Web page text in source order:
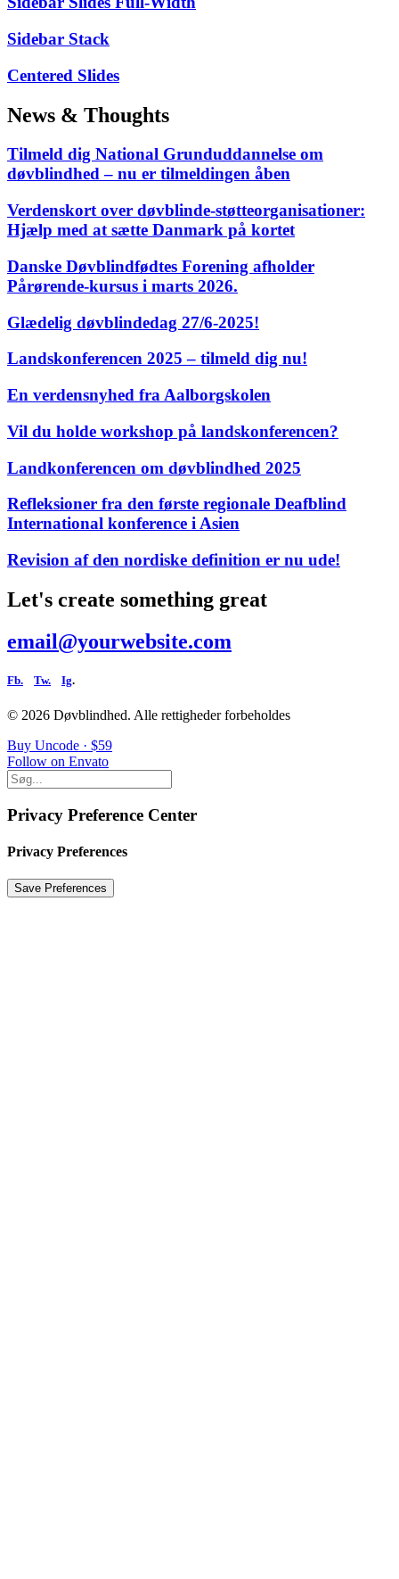
Sidebar Stack
Centered Slides
News & Thoughts
Tilmeld dig National Grunduddannelse om
døvblindhed – nu er tilmeldingen åben
Verdenskort over døvblinde-støtteorganisationer:
Hjælp med at sætte Danmark på kortet
Danske Døvblindfødtes Forening afholder
Pårørende-kursus i marts 2026.
Glædelig døvblindedag 27/6-2025!
Landskonferencen 2025 – tilmeld dig nu!
En verdensnyhed fra Aalborgskolen
Vil du holde workshop på landskonferencen?
Landkonferencen om døvblindhed 2025
Refleksioner fra den første regionale Deafblind
International konference i Asien
Revision af den nordiske definition er nu ude!
Let's create something great
email@yourwebsite.com
Fb. Tw. Ig.
© 2026 Døvblindhed. Alle rettigheder forbeholdes
Buy Uncode · $59
Follow on Envato
Privacy Preference Center
Privacy Preferences